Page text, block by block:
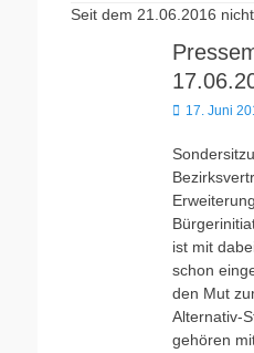
Seit dem 21.06.2016
Veröffentlicht
17. Juni
ist mit
schon
den Mut
Alternativ-
gehören